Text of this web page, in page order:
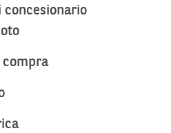
compra